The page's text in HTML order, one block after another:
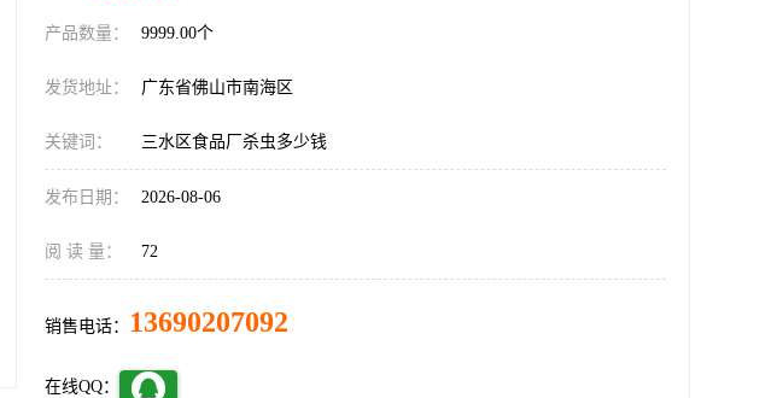
产品数量： 9999.00个
发货地址： 广东省佛山市南海区
关键词： 三水区食品厂杀虫多少钱
发布日期： 2026-08-06
阅 读 量： 72
销售电话： 13690207092
在线QQ：